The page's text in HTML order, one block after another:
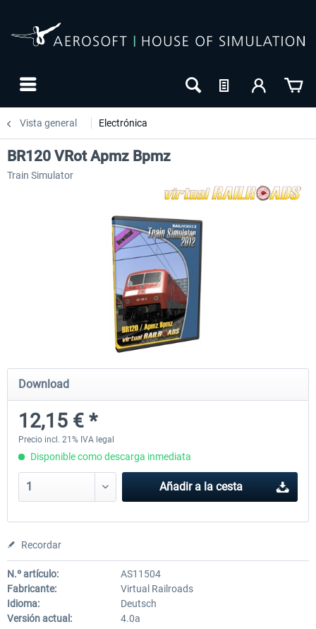
Vista general Electrónica
ICE 4 (Class 412)
35,54 € *
Stadler Flirt 3
BR120 VRot Apmz Bpmz
Train Simulator
Download
12,15 € *
Precio incl. 21% IVA legal
Disponible como descarga inmediata
Añadir a la cesta
Recordar
N.º artículo:
AS11504
Fabricante:
Virtual Railroads
Idioma:
Deutsch
Versión actual:
4.0a